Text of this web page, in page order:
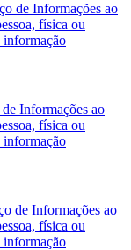
de Informações ao
física ou
informação
Informações ao
física ou
informação
de Informações ao
física ou
informação